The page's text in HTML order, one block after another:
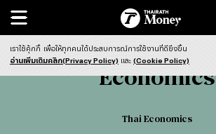
Economics Thai Economics
Economics
Thai Economics
- ก + ก
เราใช้คุ้กกี้ เพื่อให้ทุกคนได้ประสบการณ์การใช้งานที่ดียิ่งขึ้น
อ่านเพิ่มเติมคลิก(Privacy Policy) และ (Cookie Policy)